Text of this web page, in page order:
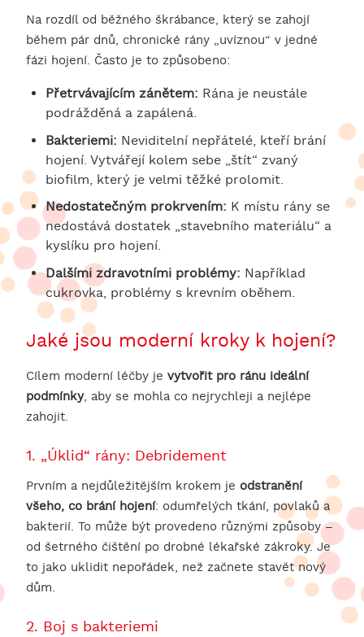
Na rozdíl od běžného škrábance, který se zahojí
během pár dnů, chronické rány „uvíznou“ v jedné
fázi hojení. Často je to způsobeno:
Přetrvávajícím zánětem: Rána je neustále
podrážděná a zapálená.
Bakteriemi: Neviditelní nepřátelé, kteří brání
hojení. Vytvářejí kolem sebe „štít“ zvaný
biofilm, který je velmi těžké prolomit.
Nedostatečným prokrvením: K místu rány se
nedostává dostatek „stavebního materiálu“ a
kyslíku pro hojení.
Dalšími zdravotními problémy: Například
cukrovka, problémy s krevním oběhem.
Jaké jsou moderní kroky k hojení?
Cílem moderní léčby je vytvořit pro ránu ideální
podmínky, aby se mohla co nejrychleji a nejlépe
zahojit.
1. „Úklid“ rány: Debridement
Prvním a nejdůležitějším krokem je odstranění
všeho, co brání hojení: odumřelých tkání, povlaků a
bakterií. To může být provedeno různými způsoby –
od šetrného čištění po drobné lékařské zákroky. Je
to jako uklidit nepořádek, než začnete stavět nový
dům.
2. Boj s bakteriemi